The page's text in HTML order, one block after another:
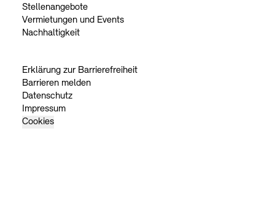
Stellenangebote
Vermietungen und Events
Nachhaltigkeit
Erklärung zur Barrierefreiheit
Barrieren melden
Datenschutz
Impressum
Cookies